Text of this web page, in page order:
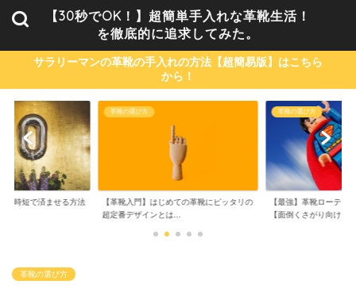
【30秒でOK！】超簡単手入れな革靴生活！
を徹底的に追求してみた。
サラリーマンの革靴の手入れの方法【超簡易版】はこちら
から！
ての革靴にピッタリの
革靴の選び方
【最強】革靴ローテーション3足の選び方
【面倒くさがり向け...
革靴のお手入れ方法
NULLシューパウダー
を解消！【1日1...
革靴の選び方